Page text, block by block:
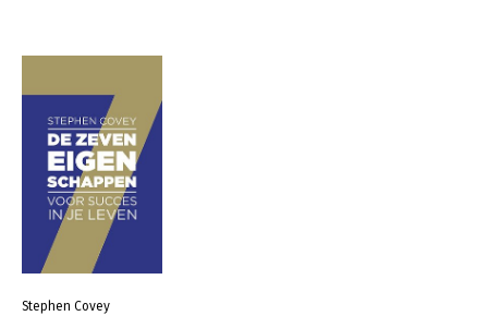
Stephen Covey